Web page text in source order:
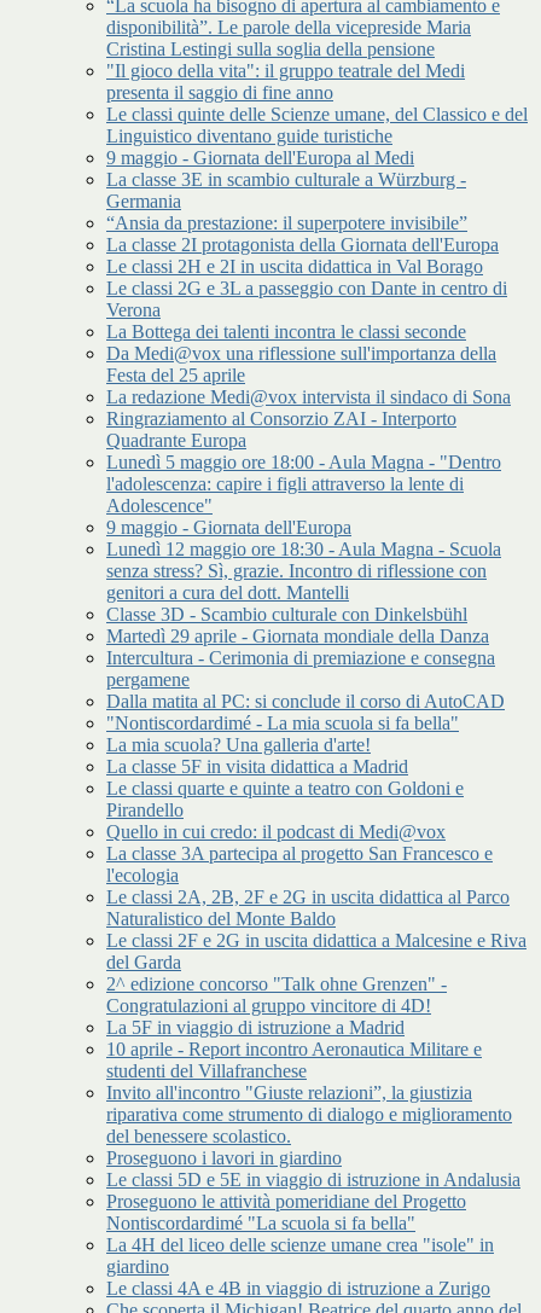
“La scuola ha bisogno di apertura al cambiamento e
disponibilità”. Le parole della vicepreside Maria
Cristina Lestingi sulla soglia della pensione
"Il gioco della vita": il gruppo teatrale del Medi
presenta il saggio di fine anno
Le classi quinte delle Scienze umane, del Classico e del
Linguistico diventano guide turistiche
9 maggio - Giornata dell'Europa al Medi
La classe 3E in scambio culturale a Würzburg -
Germania
“Ansia da prestazione: il superpotere invisibile”
La classe 2I protagonista della Giornata dell'Europa
Le classi 2H e 2I in uscita didattica in Val Borago
Le classi 2G e 3L a passeggio con Dante in centro di
Verona
La Bottega dei talenti incontra le classi seconde
Da Medi@vox una riflessione sull'importanza della
Festa del 25 aprile
La redazione Medi@vox intervista il sindaco di Sona
Ringraziamento al Consorzio ZAI - Interporto
Quadrante Europa
Lunedì 5 maggio ore 18:00 - Aula Magna - "Dentro
l'adolescenza: capire i figli attraverso la lente di
Adolescence"
9 maggio - Giornata dell'Europa
Lunedì 12 maggio ore 18:30 - Aula Magna - Scuola
senza stress? Sì, grazie. Incontro di riflessione con
genitori a cura del dott. Mantelli
Classe 3D - Scambio culturale con Dinkelsbühl
Martedì 29 aprile - Giornata mondiale della Danza
Intercultura - Cerimonia di premiazione e consegna
pergamene
Dalla matita al PC: si conclude il corso di AutoCAD
"Nontiscordardimé - La mia scuola si fa bella"
La mia scuola? Una galleria d'arte!
La classe 5F in visita didattica a Madrid
Le classi quarte e quinte a teatro con Goldoni e
Pirandello
Quello in cui credo: il podcast di Medi@vox
La classe 3A partecipa al progetto San Francesco e
l'ecologia
Le classi 2A, 2B, 2F e 2G in uscita didattica al Parco
Naturalistico del Monte Baldo
Le classi 2F e 2G in uscita didattica a Malcesine e Riva
del Garda
2^ edizione concorso "Talk ohne Grenzen" -
Congratulazioni al gruppo vincitore di 4D!
La 5F in viaggio di istruzione a Madrid
10 aprile - Report incontro Aeronautica Militare e
studenti del Villafranchese
Invito all'incontro "Giuste relazioni”, la giustizia
riparativa come strumento di dialogo e miglioramento
del benessere scolastico.
Proseguono i lavori in giardino
Le classi 5D e 5E in viaggio di istruzione in Andalusia
Proseguono le attività pomeridiane del Progetto
Nontiscordardimé "La scuola si fa bella"
La 4H del liceo delle scienze umane crea "isole" in
giardino
Le classi 4A e 4B in viaggio di istruzione a Zurigo